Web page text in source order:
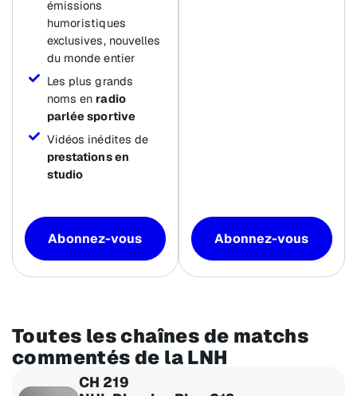
émissions
humoristiques
exclusives, nouvelles
du monde entier
Les plus grands
noms en radio
parlée sportive
Vidéos inédites de
prestations en
studio
Abonnez-vous Abonnez-vous
Toutes les chaînes de matchs
commentés de la LNH
CH 219